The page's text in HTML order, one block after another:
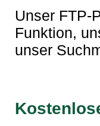
Unser FTP-
Funktion,
unser